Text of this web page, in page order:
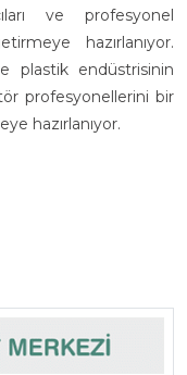
ve profesyonel
hazırlanıyor.
plastik endüstrisinin
profesyonellerini bir
hazırlanıyor.